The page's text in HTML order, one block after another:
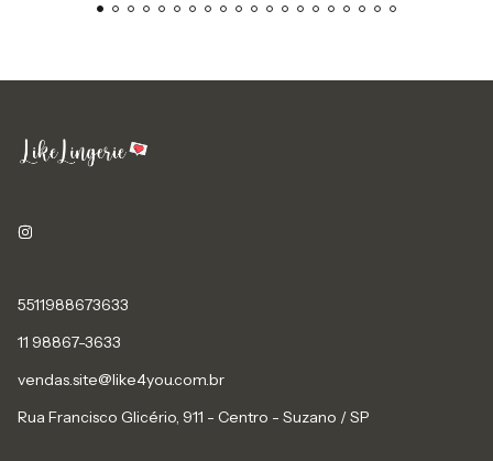
5511988673633
11 98867-3633
vendas.site@like4you.com.br
Rua Francisco Glicério, 911 - Centro - Suzano / SP